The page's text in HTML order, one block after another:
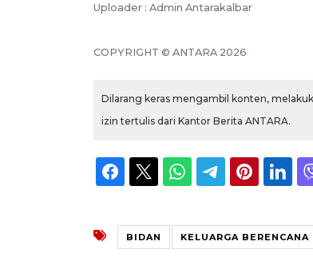
Uploader : Admin Antarakalbar
COPYRIGHT © ANTARA 2026
Dilarang keras mengambil konten,
izin tertulis dari Kantor Berita ANTARA.
BIDAN KELUARGA BERENCANA